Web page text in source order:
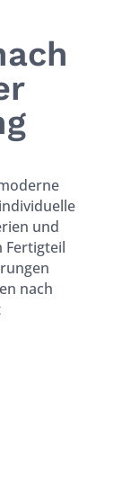
und
Fertigteil
nach